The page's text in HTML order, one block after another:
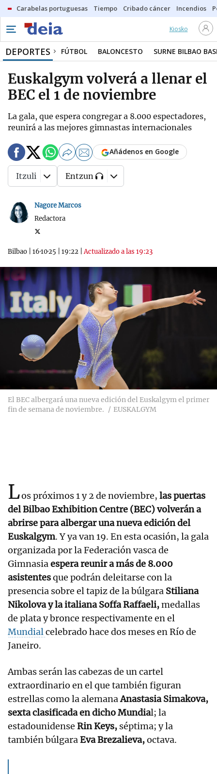
Carabelas portuguesas Tiempo Cribado cáncer Incendios
Kiosko
DEPORTES FÚTBOL BALONCESTO SURNE BILBAO
Euskalgym volverá a llenar el
BEC el 1 de noviembre
La gala, que espera congregar a 8.000 espectadores,
reunirá a las mejores gimnastas internacionales
Nagore Marcos
Redactora
Bilbao 16·10·25 19:22 |Actualizado a las 19:23
Añádenos en Google
Itzuli Entzun
El BEC albergará una nueva edición del Euskalgym el primer
fin de semana de noviembre.
EUSKALGYM
Los próximos 1 y 2 de noviembre, las puertas
del Bilbao Exhibition Centre (BEC) volverán a
abrirse para albergar una nueva edición del
Euskalgym. Y ya van 19. En esta ocasión, la gala
organizada por la Federación vasca de
Gimnasiaespera reunir a más de 8.000
asistentesque podrán deleitarse con la
presencia sobre el tapiz de la búlgara Stiliana
Nikolova y la italiana Soffa Raffaeli,medallas
de plata y bronce respectivamente en el
Mundialcelebrado hace dos meses en Río de
Janeiro.
Ambas serán las cabezas de un cartel
extraordinario en el que también figuran
estrellas como la alemanaAnastasia Simakova,
sexta clasificada en dicho Mundial; la
estadounidense Rin Keys, séptima; y la
también búlgaraEva Brezalieva,octava.